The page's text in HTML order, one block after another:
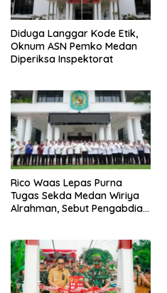
Diduga Langgar Kode Etik,
Oknum ASN Pemko Medan
Diperiksa Inspektorat
Rico Waas Lepas Purna
Tugas Sekda Medan Wiriya
Alrahman, Sebut Pengabdian